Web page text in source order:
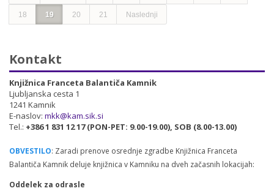
18 19 20 21 Naslednji
Kontakt
Knjižnica Franceta Balantiča Kamnik
Ljubljanska cesta 1
1241 Kamnik
E-naslov: mkk@kam.sik.si
Tel.: +386 1 831 12 17 (PON-PET: 9.00-19.00), SOB (8.00-13.00)
OBVESTILO: Zaradi prenove osrednje zgradbe Knjižnica Franceta
Balantiča Kamnik deluje knjižnica v Kamniku na dveh začasnih lokacijah:
Oddelek za odrasle